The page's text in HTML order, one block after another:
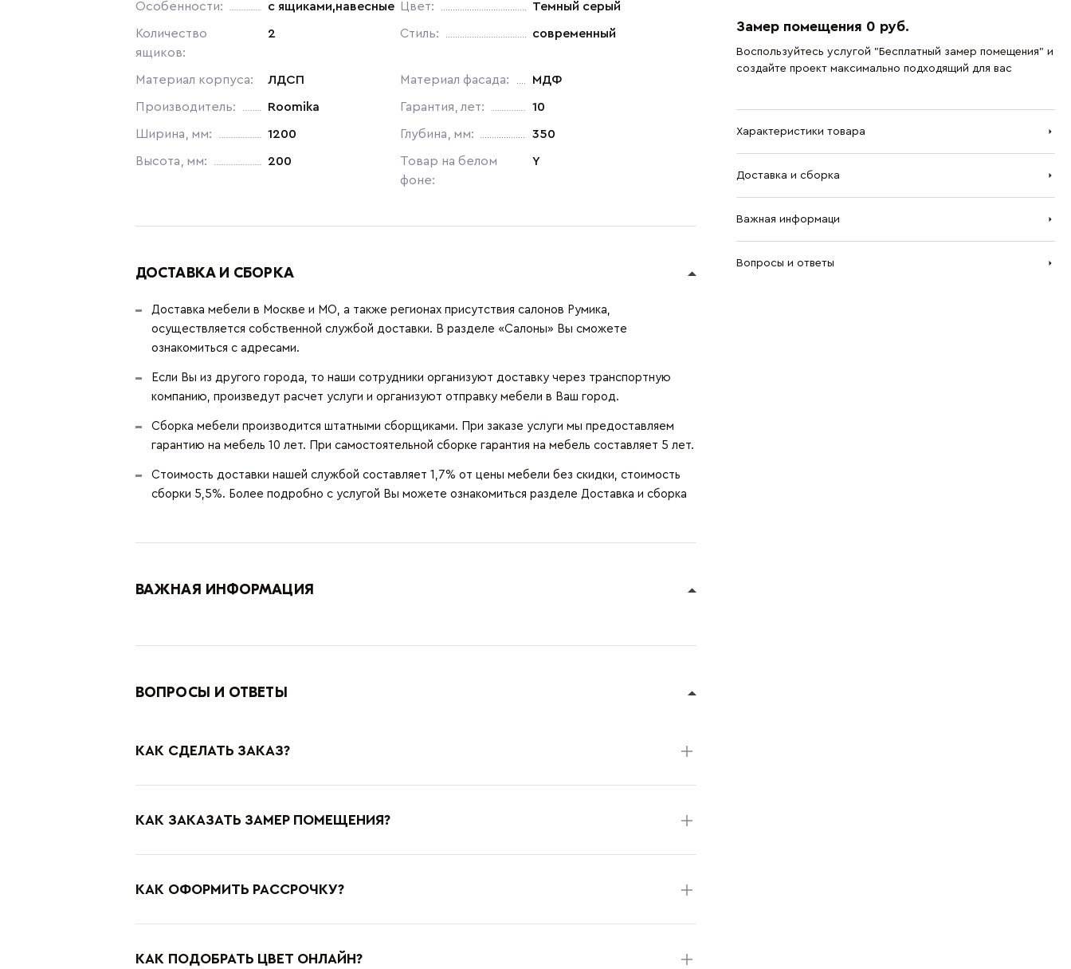
Особенности: с ящиками,навесные Цвет: Темный серый
Количество
ящиков:
2 Стиль: современный
Материал корпуса: ЛДСП Материал фасада: МДФ
Производитель: Roomika Гарантия, лет: 10
Ширина, мм: 1200 Глубина, мм: 350
Высота, мм: 200
Товар на белом
фоне:
Y
ДОСТАВКА И СБОРКА
Доставка мебели в Москве и МО, а также регионах присутствия салонов Румика,
осуществляется собственной службой доставки. В разделе «Салоны» Вы сможете
ознакомиться с адресами.
Если Вы из другого города, то наши сотрудники организуют доставку через транспортную
компанию, произведут расчет услуги и организуют отправку мебели в Ваш город.
Сборка мебели производится штатными сборщиками. При заказе услуги мы предоставляем
гарантию на мебель 10 лет. При самостоятельной сборке гарантия на мебель составляет 5 лет.
Стоимость доставки нашей службой составляет 1,7% от цены мебели без скидки, стоимость
сборки 5,5%. Более подробно с услугой Вы можете ознакомиться разделе Доставка и сборка
ВАЖНАЯ ИНФОРМАЦИЯ
ВОПРОСЫ И ОТВЕТЫ
КАК СДЕЛАТЬ ЗАКАЗ?
КАК ЗАКАЗАТЬ ЗАМЕР ПОМЕЩЕНИЯ?
КАК ОФОРМИТЬ РАССРОЧКУ?
КАК ПОДОБРАТЬ ЦВЕТ ОНЛАЙН?
Замер помещения 0 руб.
Воспользуйтесь услугой "Бесплатный замер помещения" и
создайте проект максимально подходящий для вас
Характеристики товара
Доставка и сборка
Важная информаци
Вопросы и ответы